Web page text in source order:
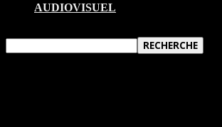
AUDIOVISUEL